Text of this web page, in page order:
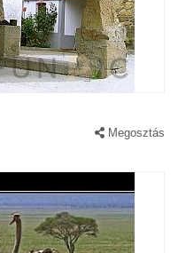
Megosztás